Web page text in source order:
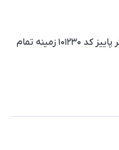
فرش اتاق کودک طرح دختر پاییز کد 101230 زمینه تمام